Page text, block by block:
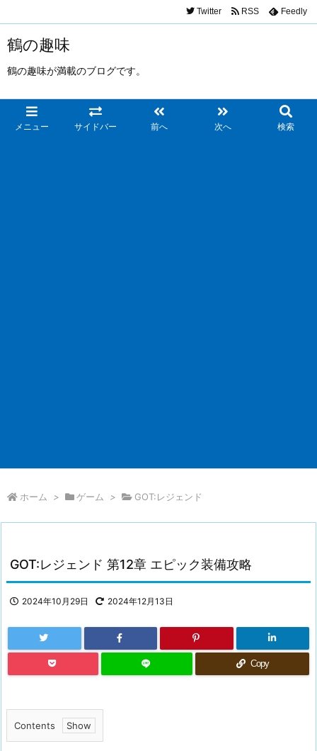
鶴の趣味
鶴の趣味が満載のブログです。
メニュー サイドバー 前へ 次へ 検索
Twitter RSS Feedly
ホーム > ゲーム > GOT:レジェンド
GOT:レジェンド 第12章 エピック装備攻略
2024年10月29日 2024年12月13日
Copy
Contents
1.